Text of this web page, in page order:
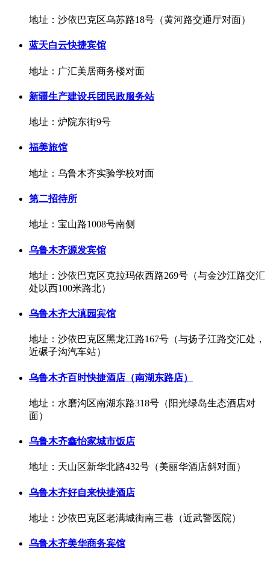
地址：沙依巴克区乌苏路18号（黄河路交通厅对面）
蓝天白云快捷宾馆
地址：广汇美居商务楼对面
新疆生产建设兵团民政服务站
地址：炉院东街9号
福美旅馆
地址：乌鲁木齐实验学校对面
第二招待所
地址：宝山路1008号南侧
乌鲁木齐源发宾馆
地址：沙依巴克区克拉玛依西路269号（与金沙江路交汇
处以西100米路北）
乌鲁木齐大滇园宾馆
地址：沙依巴克区黑龙江路167号（与扬子江路交汇处，
近碾子沟汽车站）
乌鲁木齐百时快捷酒店（南湖东路店）
地址：水磨沟区南湖东路318号（阳光绿岛生态酒店对
面）
乌鲁木齐鑫怡家城市饭店
地址：天山区新华北路432号（美丽华酒店斜对面）
乌鲁木齐好自来快捷酒店
地址：沙依巴克区老满城街南三巷（近武警医院）
乌鲁木齐美华商务宾馆